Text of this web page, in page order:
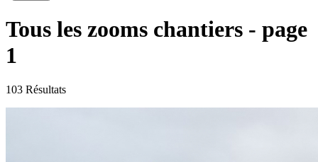
Tous les zooms chantiers - page
1
103 Résultats